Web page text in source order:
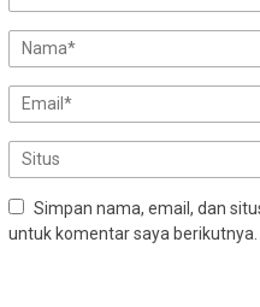
Simpan nama, email, dan
untuk komentar saya berikutnya.